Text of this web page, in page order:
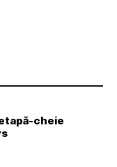
cheie